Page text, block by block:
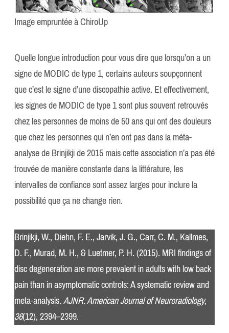
Image empruntée à ChiroUp
Quelle longue introduction pour vous dire que lorsqu’on a un
signe de MODIC de type 1, certains auteurs soupçonnent
que c’est le signe d’une discopathie active. Et effectivement,
les signes de MODIC de type 1 sont plus souvent retrouvés
chez les personnes de moins de 50 ans qui ont des douleurs
que chez les personnes qui n’en ont pas dans la méta-
analyse de Brinjikji de 2015 mais cette association n’a pas été
trouvée de manière constante dans la littérature, les
intervalles de confiance sont assez larges pour inclure la
possibilité que ça ne change rien.
Brinjikji, W., Diehn, F. E., Jarvik, J. G., Carr, C. M., Kallmes,
D. F., Murad, M. H., & Luetmer, P. H. (2015). MRI findings of
disc degeneration are more prevalent in adults with low back
pain than in asymptomatic controls: A systematic review and
meta-analysis.AJNR. American Journal of Neuroradiology,
36(12), 2394–2399.